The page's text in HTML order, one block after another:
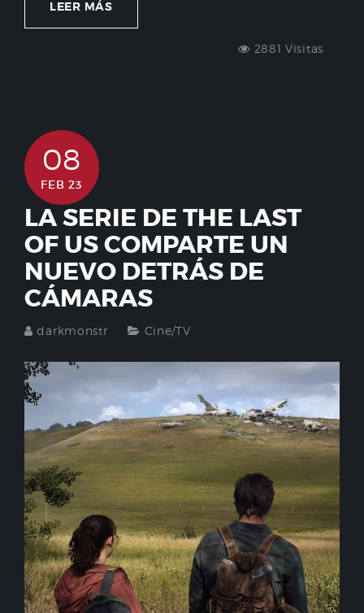
LEER MÁS
2881 Visitas
08
FEB 23
LA SERIE DE THE LAST
OF US COMPARTE UN
NUEVO DETRÁS DE
CÁMARAS
darkmonstr Cine/TV